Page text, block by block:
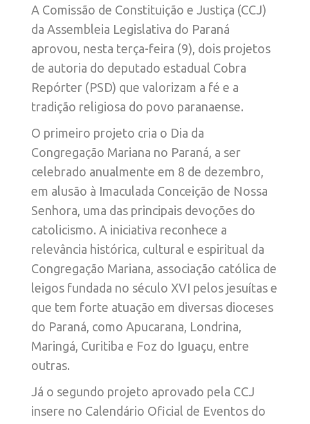
A Comissão de Constituição e Justiça (CCJ)
da Assembleia Legislativa do Paraná
aprovou, nesta terça-feira (9), dois projetos
de autoria do deputado estadual Cobra
Repórter (PSD) que valorizam a fé e a
tradição religiosa do povo paranaense.
O primeiro projeto cria o Dia da
Congregação Mariana no Paraná, a ser
celebrado anualmente em 8 de dezembro,
em alusão à Imaculada Conceição de Nossa
Senhora, uma das principais devoções do
catolicismo. A iniciativa reconhece a
relevância histórica, cultural e espiritual da
Congregação Mariana, associação católica de
leigos fundada no século XVI pelos jesuítas e
que tem forte atuação em diversas dioceses
do Paraná, como Apucarana, Londrina,
Maringá, Curitiba e Foz do Iguaçu, entre
outras.
Já o segundo projeto aprovado pela CCJ
insere no Calendário Oficial de Eventos do